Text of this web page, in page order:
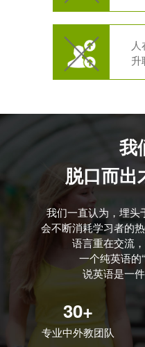
升
我
脱口而出
我们一直认为，埋头
会不断消耗学习者的
语言重在交流
一个纯英语的
说英语是一
30+
专业中外教团队